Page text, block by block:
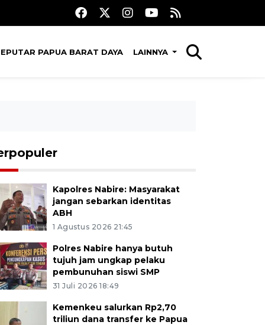
PAPUA BARAT DAYA LAINNYA
Kapolres Nabire: Masyarakat
jangan sebarkan identitas
ABH
1 Agustus 2026 21:45
Polres Nabire hanya butuh
tujuh jam ungkap pelaku
pembunuhan siswi SMP
31 Juli 2026 18:49
Kemenkeu salurkan Rp2,70
triliun dana transfer ke Papua